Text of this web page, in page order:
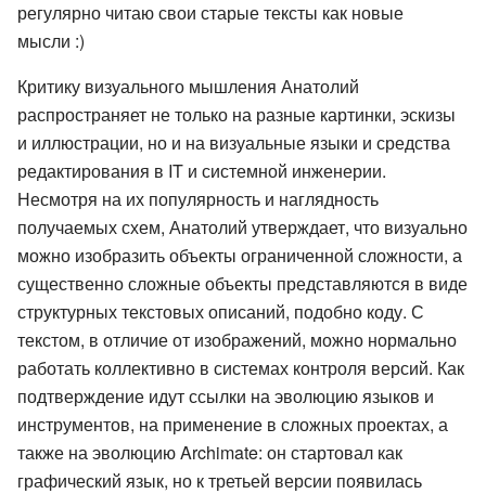
регулярно читаю свои старые тексты как новые
мысли :)
Критику визуального мышления Анатолий
распространяет не только на разные картинки, эскизы
и иллюстрации, но и на визуальные языки и средства
редактирования в IT и системной инженерии.
Несмотря на их популярность и наглядность
получаемых схем, Анатолий утверждает, что визуально
можно изобразить объекты ограниченной сложности, а
существенно сложные объекты представляются в виде
структурных текстовых описаний, подобно коду. С
текстом, в отличие от изображений, можно нормально
работать коллективно в системах контроля версий. Как
подтверждение идут ссылки на эволюцию языков и
инструментов, на применение в сложных проектах, а
также на эволюцию Archimate: он стартовал как
графический язык, но к третьей версии появилась